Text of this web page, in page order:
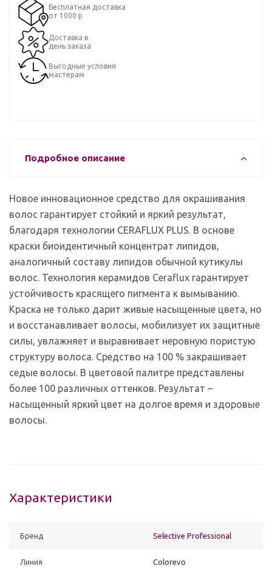
Бесплатная доставка
от 1000 р
Доставка в
день заказа
Выгодные условия
мастерам
Подробное описание
Новое инновационное средство для окрашивания
волос гарантирует стойкий и яркий результат,
благодаря технологии CERAFLUX PLUS. В основе
краски биоидентичный концентрат липидов,
аналогичный составу липидов обычной кутикулы
волос. Технология керамидов Ceraflux гарантирует
устойчивость красящего пигмента к вымыванию.
Краска не только дарит живые насыщенные цвета, но
и восстанавливает волосы, мобилизует их защитные
силы, увлажняет и выравнивает неровную пористую
структуру волоса. Средство на 100 % закрашивает
седые волосы. В цветовой палитре представлены
более 100 различных оттенков. Результат –
насыщенный яркий цвет на долгое время и здоровые
волосы.
Характеристики
Бренд Selective Professional
Линия Colorevo